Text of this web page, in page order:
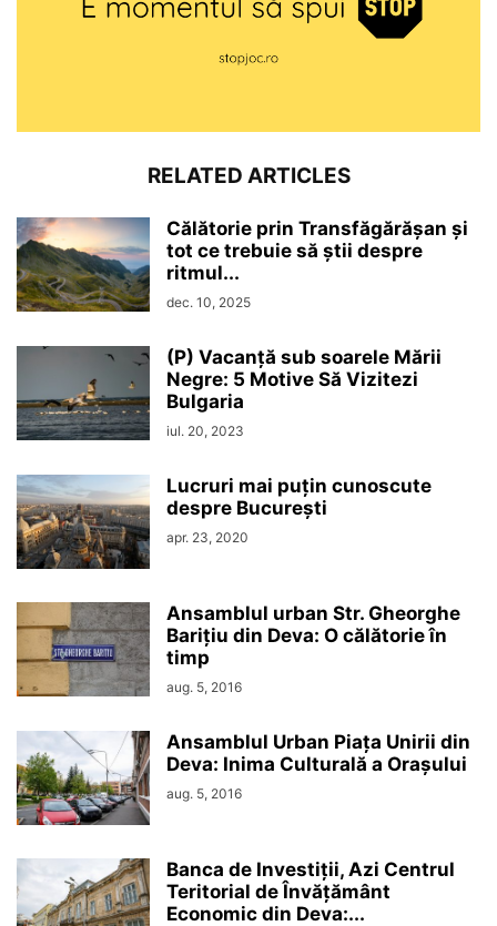
RELATED ARTICLES
Călătorie prin Transfăgărășan și
tot ce trebuie să știi despre
ritmul...
dec. 10, 2025
(P) Vacanță sub soarele Mării
Negre: 5 Motive Să Vizitezi
Bulgaria
iul. 20, 2023
Lucruri mai puțin cunoscute
despre București
apr. 23, 2020
Ansamblul urban Str. Gheorghe
Barițiu din Deva: O călătorie în
timp
aug. 5, 2016
Ansamblul Urban Piața Unirii din
Deva: Inima Culturală a Orașului
aug. 5, 2016
Banca de Investiții, Azi Centrul
Teritorial de Învățământ
Economic din Deva:...